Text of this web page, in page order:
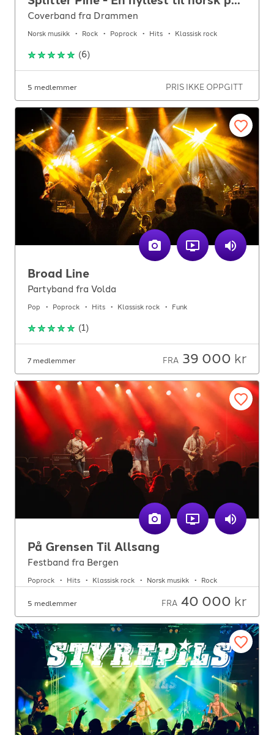
Coverband fra Drammen
Norsk musikk Rock Poprock Hits Klassisk rock
(6)
5 medlemmer PRIS IKKE OPPGITT
Broad Line
Partyband fra Volda
Pop Poprock Hits Klassisk rock Funk
(1)
7 medlemmer FRA 39 000 kr
På Grensen Til Allsang
Festband fra Bergen
Poprock Hits Klassisk rock Norsk musikk Rock
5 medlemmer FRA 40 000 kr